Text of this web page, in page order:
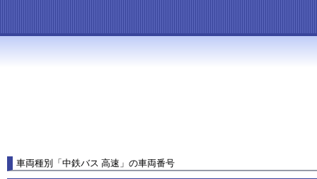
車両種別 「 中鉄バス 高速 」 の車両番号